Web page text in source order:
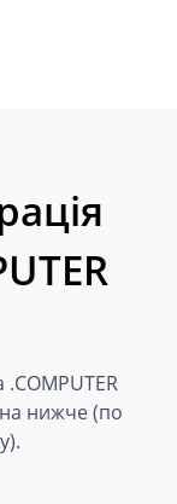
нижче (по